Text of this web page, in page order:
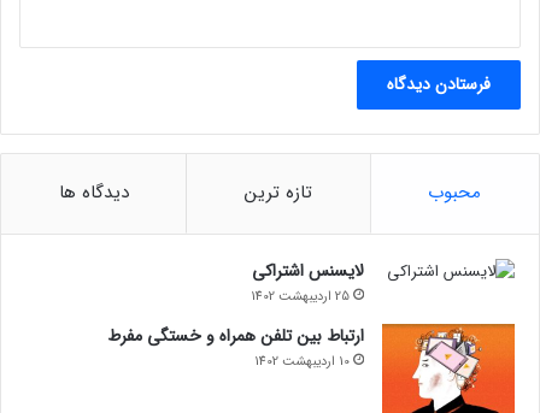
ه
محبوب تازه ترین دیدگاه ها
لایسنس اشتراکی
25 اردیبهشت 1402
ارتباط بین تلفن همراه و خستگی مفرط
10 اردیبهشت 1402